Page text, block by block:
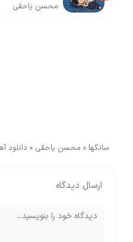
محسن یاحقی
سانگها » محسن یاحقی »
ارسال دیدگاه